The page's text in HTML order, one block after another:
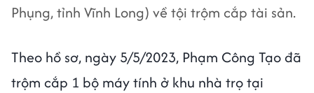
Phụng, tỉnh Vĩnh Long) về tội trộm cắp tài sản.
Theo hồ sơ, ngày 5/5/2023, Phạm Công Tạo đã
trộm cắp 1 bộ máy tính ở khu nhà trọ tại